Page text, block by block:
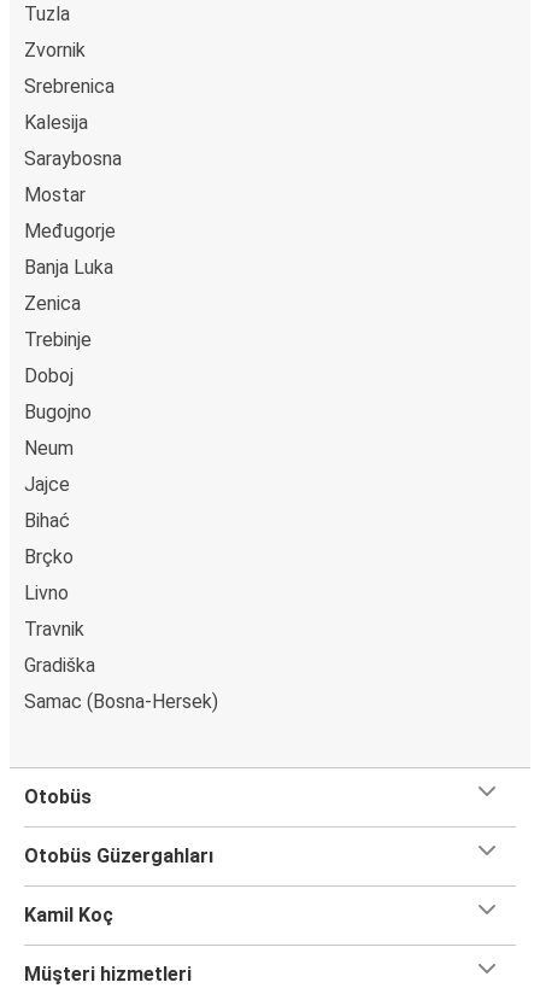
Tuzla
Zvornik
Srebrenica
Kalesija
Saraybosna
Mostar
Međugorje
Banja Luka
Zenica
Trebinje
Doboj
Bugojno
Neum
Jajce
Bihać
Brçko
Livno
Travnik
Gradiška
Samac (Bosna-Hersek)
Otobüs
Otobüs Güzergahları
Kamil Koç
Müşteri hizmetleri